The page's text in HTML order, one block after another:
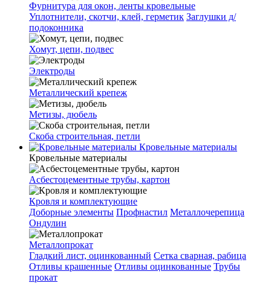
Фурнитура для окон, ленты кровельные
Уплотнители, скотчи, клей, герметик Заглушки д/
подоконника
Хомут, цепи, подвес
Электроды
Металлический крепеж
Метизы, дюбель
Скоба строительная, петли
Кровельные материалы
Кровельные материалы
Асбестоцементные трубы, картон
Кровля и комплектующие
Доборные элементы Профнастил Металлочерепица
Ондулин
Металлопрокат
Гладкий лист, оцинкованный Сетка сварная, рабица
Отливы крашенные Отливы оцинкованные Трубы
прокат